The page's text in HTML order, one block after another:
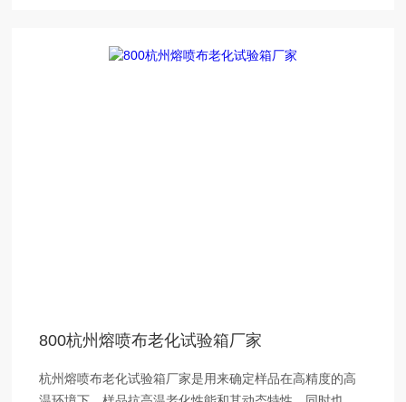
800杭州熔喷布老化试验箱厂家
杭州熔喷布老化试验箱厂家是用来确定样品在高精度的高